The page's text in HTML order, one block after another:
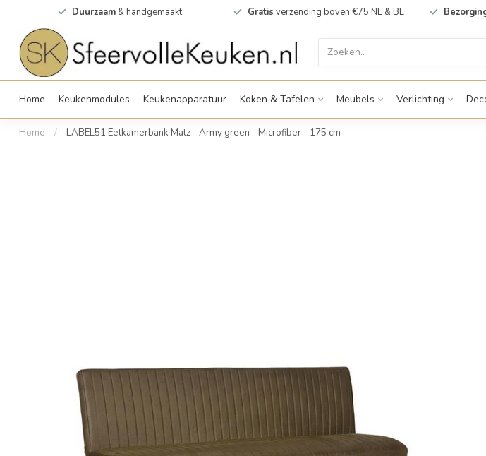
Duurzaam & handgemaakt Gratis verzending boven €75 NL & BE
Home Keukenmodules Keukenapparatuur Koken & Tafelen Meubels Verlichting
Home / LABEL51 Eetkamerbank Matz - Army green - Microfiber - 175 cm